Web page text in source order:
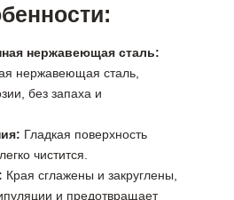
нержавеющая сталь:
нержавеющая сталь,
без запаха и
Гладкая поверхность
чистится.
Края сглажены и закруглены,
и предотвращает